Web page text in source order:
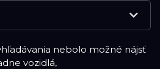
nebolo možné nájsť
vozidlá,